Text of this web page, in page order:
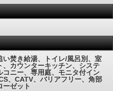
焚き給湯、トイレ/風呂別、室
カウンターキッチン、システ
ニー、専用庭、モニタ付イン
、CATV、バリアフリー、角部
ーゼット